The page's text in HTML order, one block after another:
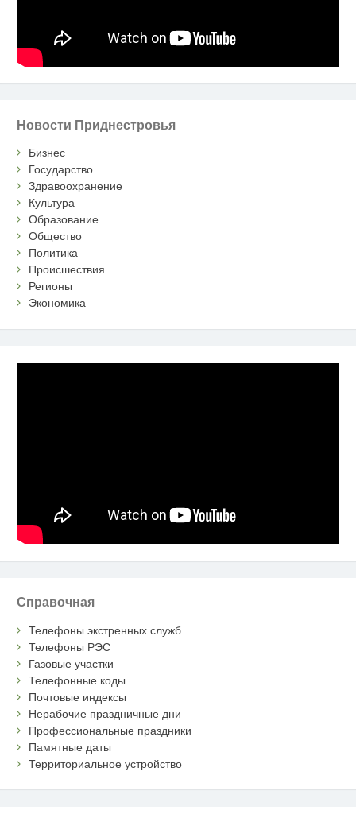
Новости Приднестровья
Бизнес
Государство
Здравоохранение
Культура
Образование
Общество
Политика
Происшествия
Регионы
Экономика
Справочная
Телефоны экстренных служб
Телефоны РЭС
Газовые участки
Телефонные коды
Почтовые индексы
Нерабочие праздничные дни
Профессиональные праздники
Памятные даты
Территориальное устройство